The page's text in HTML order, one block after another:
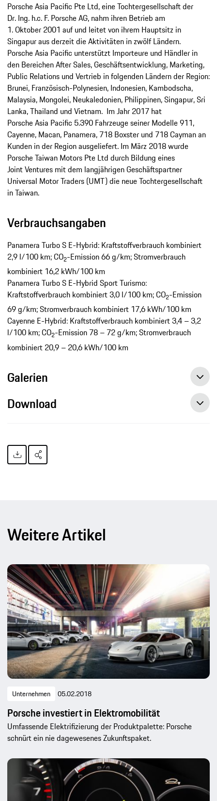
Porsche Asia Pacific Pte Ltd, eine Tochtergesellschaft der
Dr. Ing. h.c. F. Porsche AG, nahm ihren Betrieb am
1. Oktober 2001 auf und leitet von ihrem Hauptsitz in
Singapur aus derzeit die Aktivitäten in zwölf Ländern.
Porsche Asia Pacific unterstützt Importeure und Händler in
den Bereichen After Sales, Geschäftsentwicklung, Marketing,
Public Relations und Vertrieb in folgenden Ländern der Region:
Brunei, Französisch-Polynesien, Indonesien, Kambodscha,
Malaysia, Mongolei, Neukaledonien, Philippinen, Singapur, Sri
Lanka, Thailand und Vietnam. Im Jahr 2017 hat
Porsche Asia Pacific 5.390 Fahrzeuge seiner Modelle 911,
Cayenne, Macan, Panamera, 718 Boxster und 718 Cayman an
Kunden in der Region ausgeliefert. Im März 2018 wurde
Porsche Taiwan Motors Pte Ltd durch Bildung eines
Joint Ventures mit dem langjährigen Geschäftspartner
Universal Motor Traders (UMT) die neue Tochtergesellschaft
in Taiwan.
Verbrauchsangaben
Panamera Turbo S E-Hybrid: Kraftstoffverbrauch kombiniert
2,9 l/100 km; CO2-Emission 66 g/km; Stromverbrauch
kombiniert 16,2 kWh/100 km
Panamera Turbo S E-Hybrid Sport Turismo:
Kraftstoffverbrauch kombiniert 3,0 l/100 km; CO2-Emission
69 g/km; Stromverbrauch kombiniert 17,6 kWh/100 km
Cayenne E-Hybrid: Kraftstoffverbrauch kombiniert 3,4 – 3,2
l/100 km; CO2-Emission 78 – 72 g/km; Stromverbrauch
kombiniert 20,9 – 20,6 kWh/100 km
Galerien
Download
Weitere Artikel
Unternehmen 05.02.2018
Porsche investiert in Elektromobilität
Umfassende Elektrifizierung der Produktpalette: Porsche
schnürt ein nie dagewesenes Zukunftspaket.